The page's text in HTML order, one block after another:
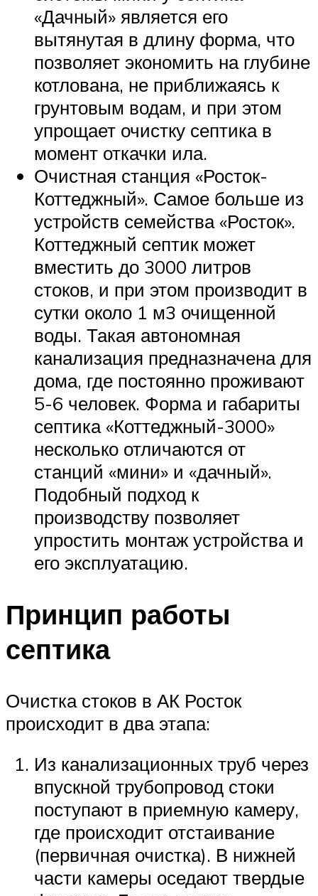
«Дачный» является его
вытянутая в длину форма, что
позволяет экономить на глубине
котлована, не приближаясь к
грунтовым водам, и при этом
упрощает очистку септика в
момент откачки ила.
Очистная станция «Росток-
Коттеджный». Самое больше из
устройств семейства «Росток».
Коттеджный септик может
вместить до 3000 литров
стоков, и при этом производит в
сутки около 1 м3 очищенной
воды. Такая автономная
канализация предназначена для
дома, где постоянно проживают
5-6 человек. Форма и габариты
септика «Коттеджный-3000»
несколько отличаются от
станций «мини» и «дачный».
Подобный подход к
производству позволяет
упростить монтаж устройства и
его эксплуатацию.
Принцип работы
септика
Очистка стоков в АК Росток
происходит в два этапа:
Из канализационных труб через
впускной трубопровод стоки
поступают в приемную камеру,
где происходит отстаивание
(первичная очистка). В нижней
части камеры оседают твердые